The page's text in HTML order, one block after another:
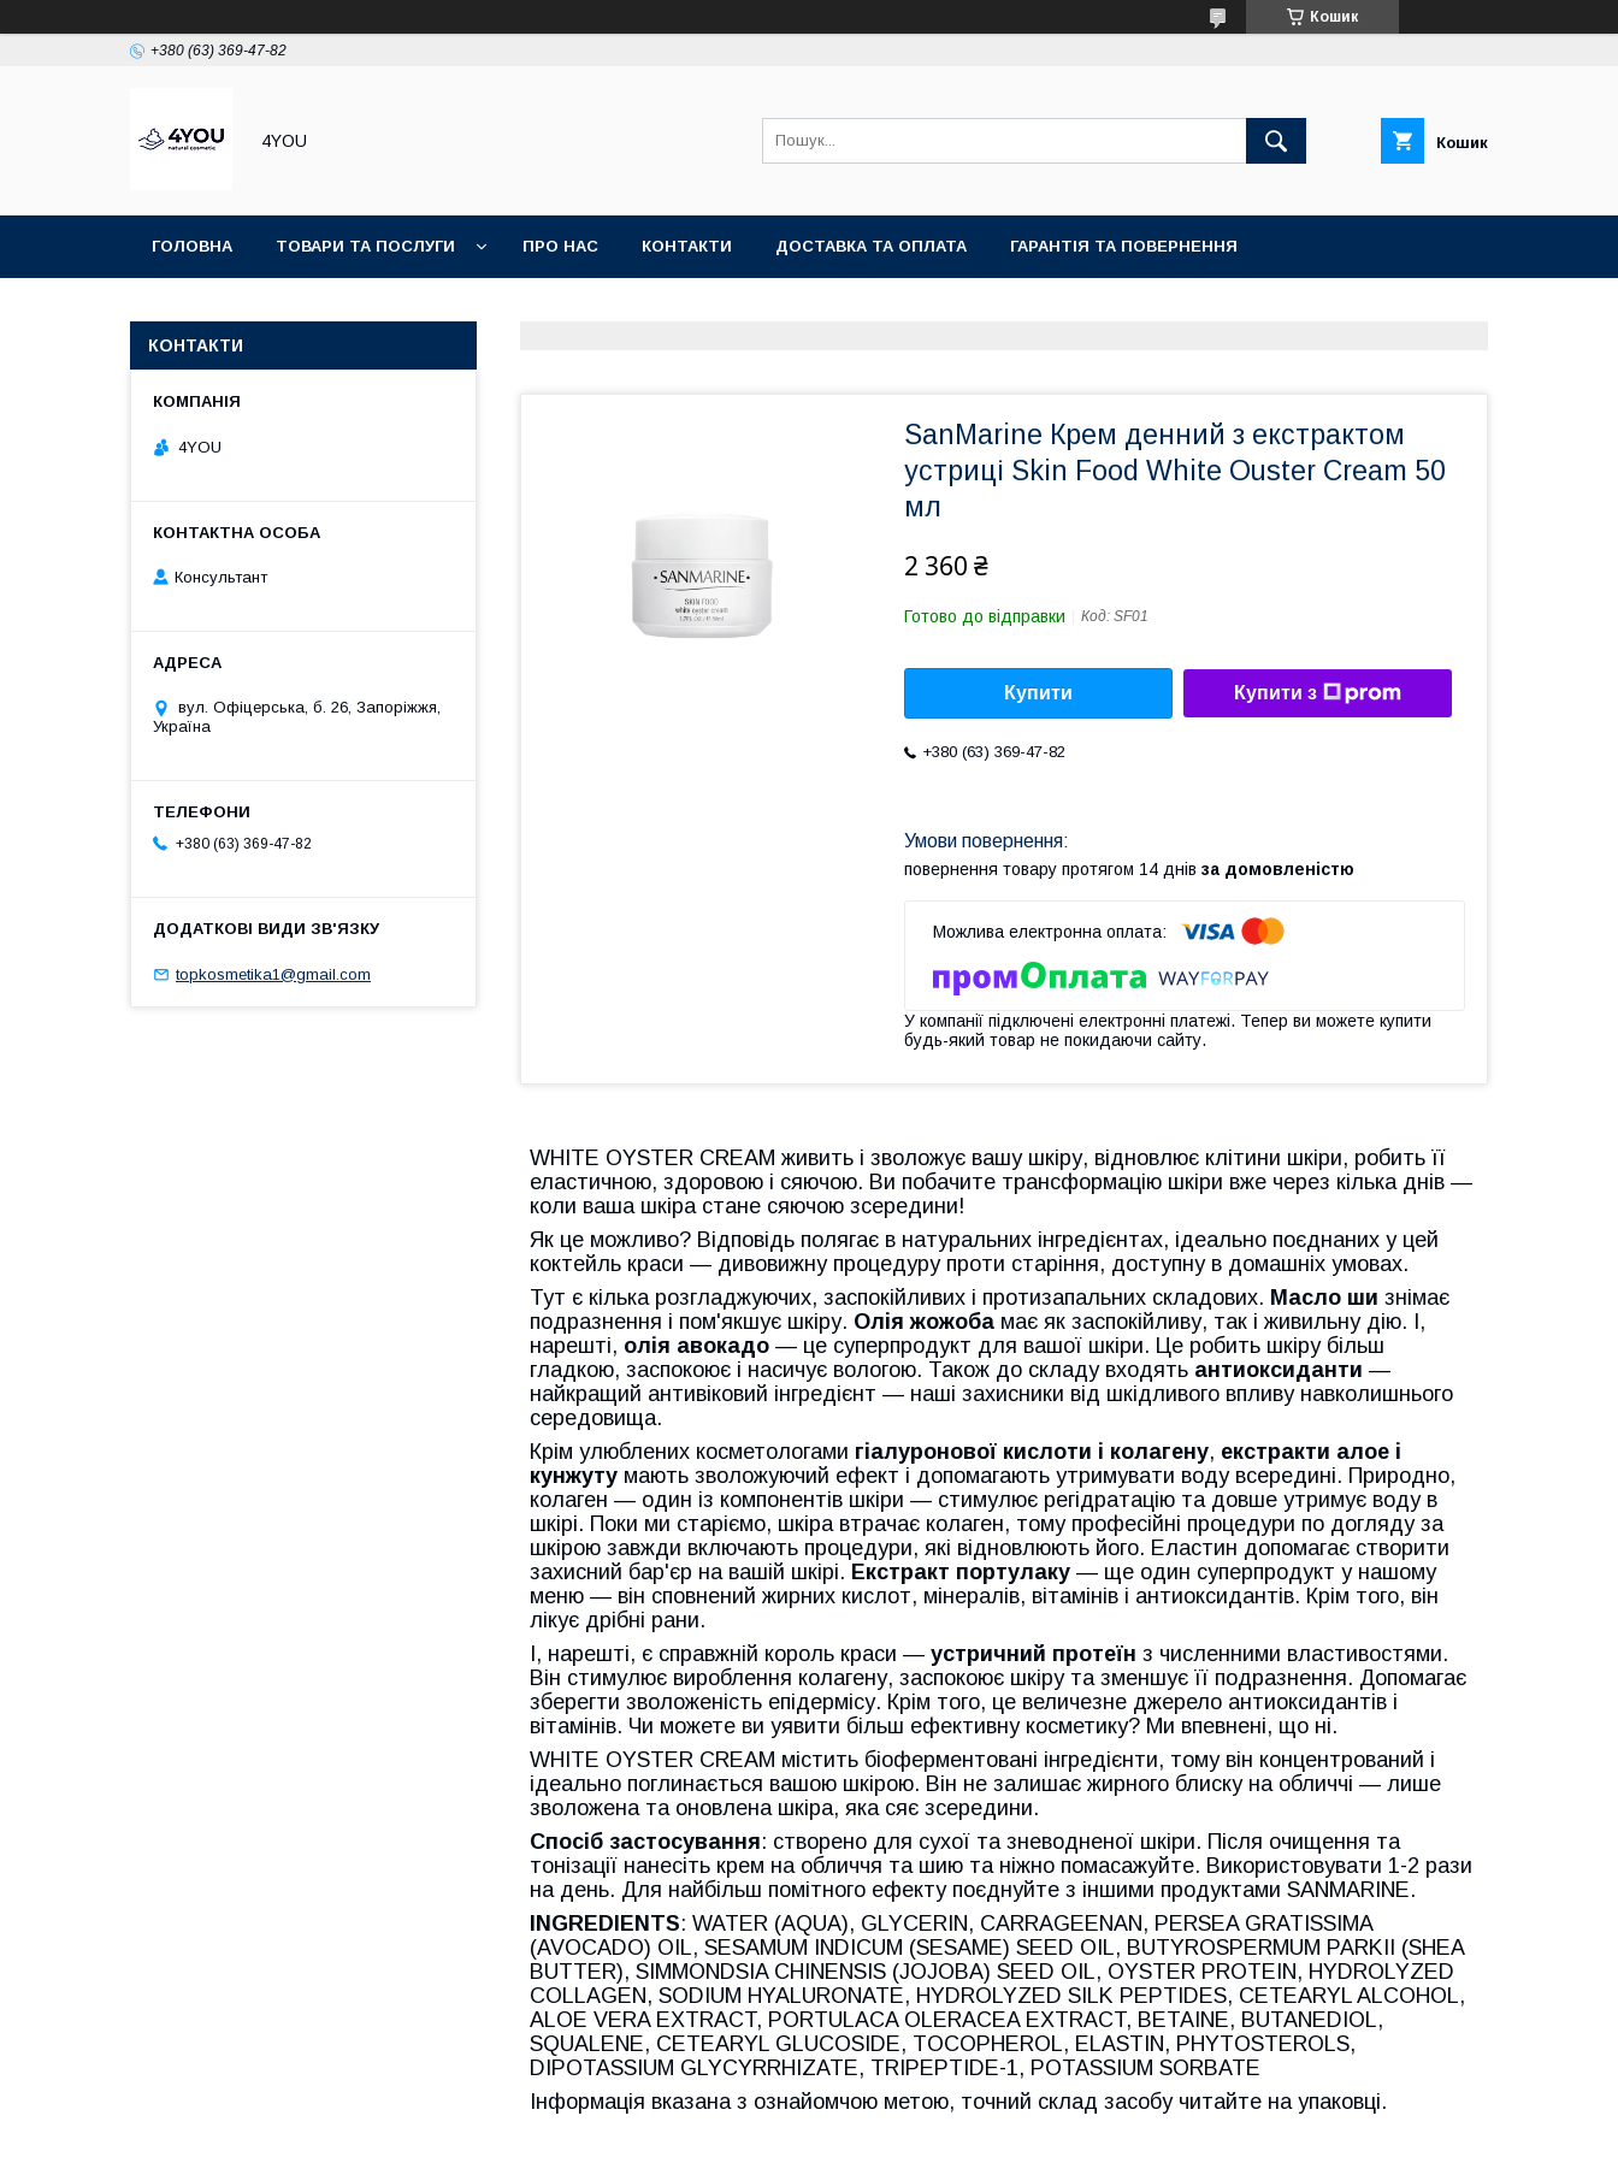
Кошик
+380 (63) 369-47-82
4YOU Кошик
ГОЛОВНА ТОВАРИ ТА ПОСЛУГИ ПРО НАС КОНТАКТИ ДОСТАВКА ТА ОПЛАТА ГАРАНТІЯ ТА ПОВЕРНЕННЯ
SanMarine Крем денний з екстрактом
устриці Skin Food White Ouster Cream 50
мл
2 360 ₴
Готово до відправки Код: SF01
Купити Купити з
+380 (63) 369-47-82
повернення товару протягом 14 днів за домовленістю
У компанії підключені електронні платежі. Тепер ви можете купити
будь-який товар не покидаючи сайту.
WHITE OYSTER CREAM живить і зволожує вашу шкіру, відновлює клітини шкіри, робить її
еластичною, здоровою і сяючою. Ви побачите трансформацію шкіри вже через кілька днів —
коли ваша шкіра стане сяючою зсередини!
Як це можливо? Відповідь полягає в натуральних інгредієнтах, ідеально поєднаних у цей
коктейль краси — дивовижну процедуру проти старіння, доступну в домашніх умовах.
Тут є кілька розгладжуючих, заспокійливих і протизапальних складових. Масло ши знімає
подразнення і пом'якшує шкіру. Олія жожоба має як заспокійливу, так і живильну дію. І,
нарешті, олія авокадо — це суперпродукт для вашої шкіри. Це робить шкіру більш
гладкою, заспокоює і насичує вологою. Також до складу входять антиоксиданти —
найкращий антивіковий інгредієнт — наші захисники від шкідливого впливу навколишнього
середовища.
Крім улюблених косметологами гіалуронової кислоти і колагену, екстракти алое і
кунжуту мають зволожуючий ефект і допомагають утримувати воду всередині. Природно,
колаген — один із компонентів шкіри — стимулює регідратацію та довше утримує воду в
шкірі. Поки ми старіємо, шкіра втрачає колаген, тому професійні процедури по догляду за
шкірою завжди включають процедури, які відновлюють його. Еластин допомагає створити
захисний бар'єр на вашій шкірі. Екстракт портулаку — ще один суперпродукт у нашому
меню — він сповнений жирних кислот, мінералів, вітамінів і антиоксидантів. Крім того, він
лікує дрібні рани.
І, нарешті, є справжній король краси — устричний протеїн з численними властивостями.
Він стимулює вироблення колагену, заспокоює шкіру та зменшує її подразнення. Допомагає
зберегти зволоженість епідермісу. Крім того, це величезне джерело антиоксидантів і
вітамінів. Чи можете ви уявити більш ефективну косметику? Ми впевнені, що ні.
WHITE OYSTER CREAM містить біоферментовані інгредієнти, тому він концентрований і
ідеально поглинається вашою шкірою. Він не залишає жирного блиску на обличчі — лише
зволожена та оновлена шкіра, яка сяє зсередини.
Спосіб застосування: створено для сухої та зневодненої шкіри. Після очищення та
тонізації нанесіть крем на обличчя та шию та ніжно помасажуйте. Використовувати 1-2 рази
на день. Для найбільш помітного ефекту поєднуйте з іншими продуктами SANMARINE.
INGREDIENTS: WATER (AQUA), GLYCERIN, CARRAGEENAN, PERSEA GRATISSIMA
(AVOCADO) OIL, SESAMUM INDICUM (SESAME) SEED OIL, BUTYROSPERMUM PARKII (SHEA
BUTTER), SIMMONDSIA CHINENSIS (JOJOBA) SEED OIL, OYSTER PROTEIN, HYDROLYZED
COLLAGEN, SODIUM HYALURONATE, HYDROLYZED SILK PEPTIDES, CETEARYL ALCOHOL,
ALOE VERA EXTRACT, PORTULACA OLERACEA EXTRACT, BETAINE, BUTANEDIOL,
SQUALENE, CETEARYL GLUCOSIDE, TOCOPHEROL, ELASTIN, PHYTOSTEROLS,
DIPOTASSIUM GLYCYRRHIZATE, TRIPEPTIDE-1, POTASSIUM SORBATE
Інформація вказана з ознайомчою метою, точний склад засобу читайте на упаковці.
КОНТАКТИ
4YOU
Консультант
вул. Офіцерська, б. 26, Запоріжжя,
Україна
+380 (63) 369-47-82
topkosmetika1@gmail.com